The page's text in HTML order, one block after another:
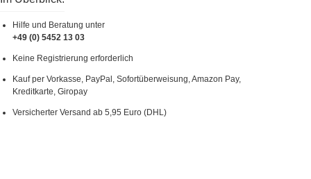
Hilfe und Beratung unter
+49 (0) 5452 13 03
Keine Registrierung erforderlich
Kauf per Vorkasse, PayPal, Sofortüberweisung, Amazon Pay,
Kreditkarte, Giropay
Versicherter Versand ab 5,95 Euro (DHL)